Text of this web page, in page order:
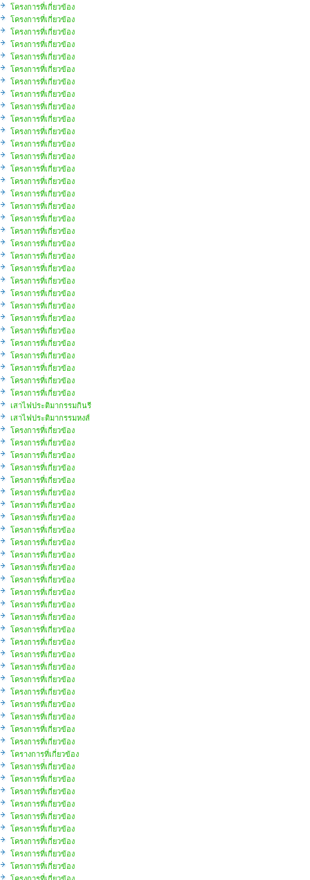
โครงการที่เกี่ยวข้อง
โครงการที่เกี่ยวข้อง
โครงการที่เกี่ยวข้อง
โครงการที่เกี่ยวข้อง
โครงการที่เกี่ยวข้อง
โครงการที่เกี่ยวข้อง
โครงการที่เกี่ยวข้อง
โครงการที่เกี่ยวข้อง
โครงการที่เกี่ยวข้อง
โครงการที่เกี่ยวข้อง
โครงการที่เกี่ยวข้อง
โครงการที่เกี่ยวข้อง
โครงการที่เกี่ยวข้อง
โครงการที่เกี่ยวข้อง
โครงการที่เกี่ยวข้อง
โครงการที่เกี่ยวข้อง
โครงการที่เกี่ยวข้อง
โครงการที่เกี่ยวข้อง
โครงการที่เกี่ยวข้อง
โครงการที่เกี่ยวข้อง
โครงการที่เกี่ยวข้อง
โครงการที่เกี่ยวข้อง
โครงการที่เกี่ยวข้อง
โครงการที่เกี่ยวข้อง
โครงการที่เกี่ยวข้อง
โครงการที่เกี่ยวข้อง
โครงการที่เกี่ยวข้อง
โครงการที่เกี่ยวข้อง
โครงการที่เกี่ยวข้อง
โครงการที่เกี่ยวข้อง
โครงการที่เกี่ยวข้อง
โครงการที่เกี่ยวข้อง
เสาไฟประติมากรรมกินรี
เสาไฟประติมากรรมหงส์
โครงการที่เกี่ยวข้อง
โครงการที่เกี่ยวข้อง
โครงการที่เกี่ยวข้อง
โครงการที่เกี่ยวข้อง
โครงการที่เกี่ยวข้อง
โครงการที่เกี่ยวข้อง
โครงการที่เกี่ยวข้อง
โครงการที่เกี่ยวข้อง
โครงการที่เกี่ยวข้อง
โครงการที่เกี่ยวข้อง
โครงการที่เกี่ยวข้อง
โครงการที่เกี่ยวข้อง
โครงการที่เกี่ยวข้อง
โครงการที่เกี่ยวข้อง
โครงการที่เกี่ยวข้อง
โครงการที่เกี่ยวข้อง
โครงการที่เกี่ยวข้อง
โครงการที่เกี่ยวข้อง
โครงการที่เกี่ยวข้อง
โครงการที่เกี่ยวข้อง
โครงการที่เกี่ยวข้อง
โครงการที่เกี่ยวข้อง
โครงการที่เกี่ยวข้อง
โครงการที่เกี่ยวข้อง
โครงการที่เกี่ยวข้อง
โครงการที่เกี่ยวข้อง
โครางการที่เกี่ยวข้อง
โครงการที่่เกี่ยวข้อง
โครงการที่เกี่ยวข้อง
โครงการที่เกี่ยวข้อง
โครงการที่เกี่ยวข้อง
โครงการที่เกี่ยวข้อง
โครงการที่เกี่ยวข้อง
โครงการที่เกี่ยวข้อง
โครงการที่เกี่ยวข้อง
โครงการที่เกี่ยวข้อง